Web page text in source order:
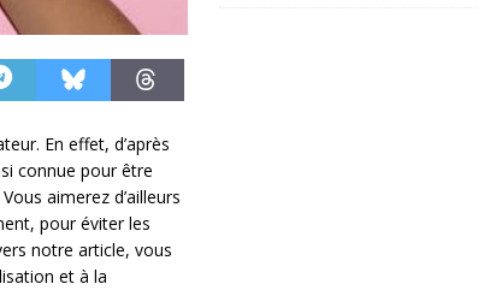
En effet, d’après
connue pour être
aimerez d’ailleurs
pour éviter les
notre article, vous
et à la